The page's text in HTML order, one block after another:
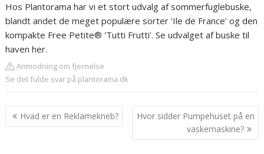
Hos Plantorama har vi et stort udvalg af sommerfuglebuske,
blandt andet de meget populære sorter 'Ile de France' og den
kompakte Free Petite® 'Tutti Frutti'. Se udvalget af buske til
haven her.
Anmodning om fjernelse
Se det fulde svar på plantorama.dk
Indlægsnavigation
Hvad er en Reklamekneb?
Hvor sidder Pumpehuset på en
vaskemaskine?